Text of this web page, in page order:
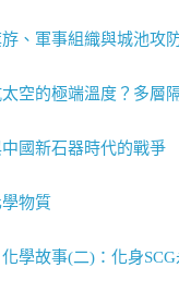
、軍事組織與城池攻防
空的極端溫度？多層
國新石器時代的戰爭
物質
學故事(二)：化身